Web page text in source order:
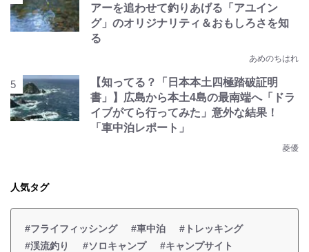
アーを追わせて釣りあげる「アユイン
グ」のオリジナリティ＆おもしろさを知
る
あめのちはれ
【知ってる？「日本本土四極踏破証明
書」】広島から本土4島の最南端へ「ドラ
イブがてら行ってみた」意外な結果！
「車中泊レポート」
菱優
人気タグ
#フライフィッシング #車中泊
#トレッキング
#渓流釣り
#ソロキャンプ
#キャンプサイト